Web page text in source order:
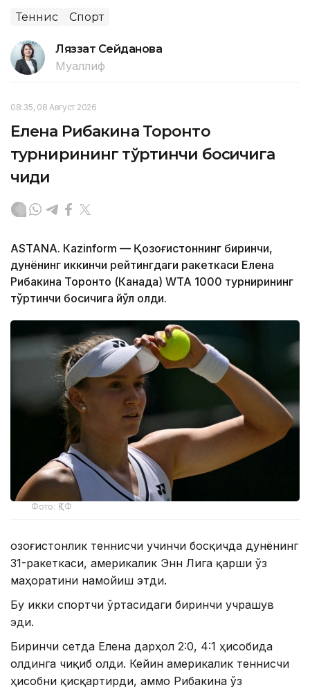
Теннис Спорт
Ляззат Сейданова
Муаллиф
08:35, 08 Август 2026
Елена Рибакина Торонто
турнирининг тўртинчи босқичига
чиқди
ASTANА. Кazinform — Қозоғистоннинг биринчи,
дунёнинг иккинчи рейтингдаги ракеткаси Елена
Рибакина Торонто (Канада) WТА 1000 турнирининг
тўртинчи босқичига йўл олди.
Фото: ҚТФ
Қозоғистонлик теннисчи учинчи босқичда дунёнинг
31-ракеткаси, америкалик Энн Лига қарши ўз
маҳоратини намойиш этди.
Бу икки спортчи ўртасидаги биринчи учрашув
эди.
Биринчи сетда Елена дарҳол 2:0, 4:1 ҳисобида
олдинга чиқиб олди. Кейин америкалик теннисчи
ҳисобни қисқартирди, аммо Рибакина ўз